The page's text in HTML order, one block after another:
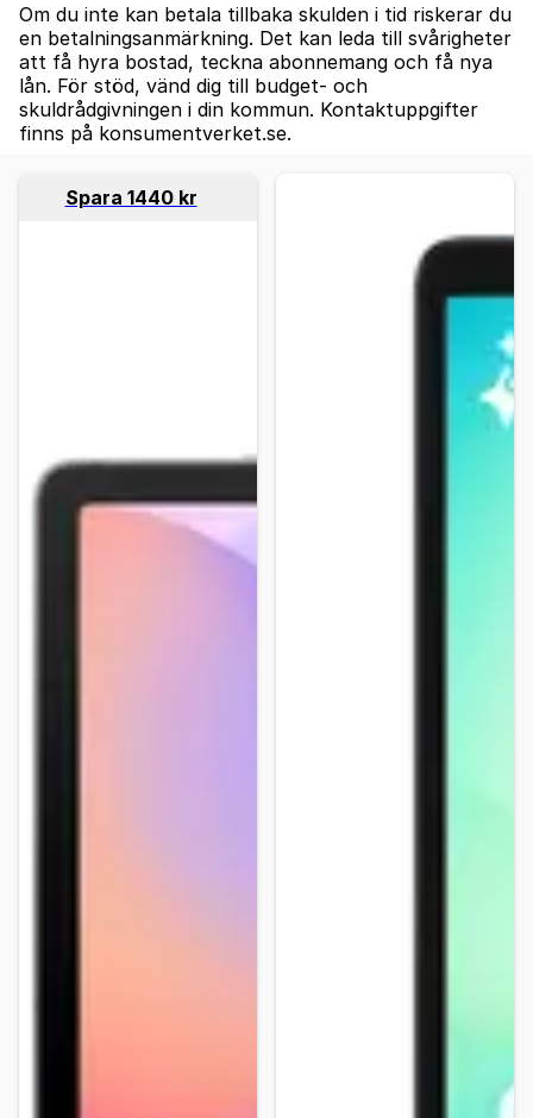
Om du inte kan betala tillbaka skulden i tid riskerar du
en betalningsanmärkning. Det kan leda till svårigheter
att få hyra bostad, teckna abonnemang och få nya
lån. För stöd, vänd dig till budget- och
skuldrådgivningen i din kommun. Kontaktuppgifter
finns på konsumentverket.se.
Spara 1440 kr